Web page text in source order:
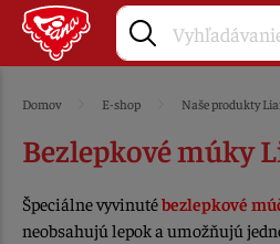
Domov E-shop Naše produkty
Bezlepkové múky
Špeciálne vyvinutébezlepkové
neobsahujú lepoka umožňujú